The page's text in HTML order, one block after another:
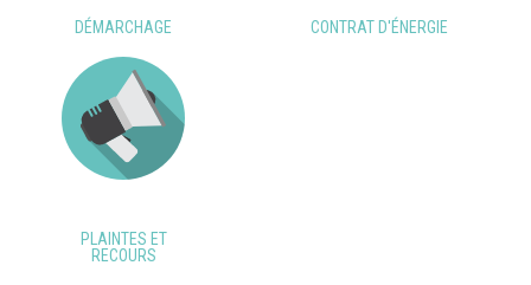
DÉMARCHAGE CONTRAT D'ÉNERGIE
PLAINTES ET
RECOURS